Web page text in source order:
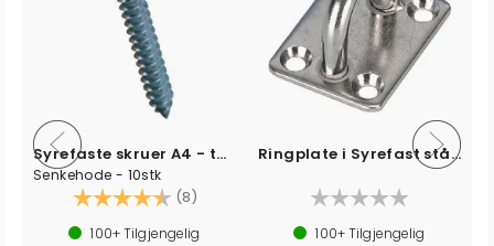
Syrefaste skruer A4 - torx
Senkehode - 10stk
Karakter: (8) 4.8 av 5 mulige
100+Tilgjengelig
Ringplate i Syrefast stål 316
100+Tilgjengelig
5 mulige